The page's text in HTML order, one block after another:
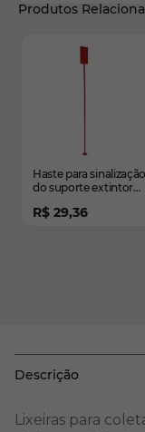
Produtos
É possível
Pressione para
Pressione para ir
Haste para sinalização
do suporte extintor
R$ 29,36
Descrição
Lixeiras para